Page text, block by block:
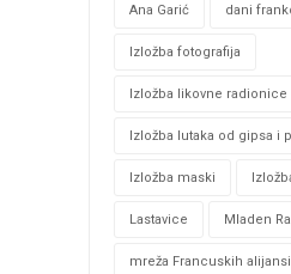
Ana Garić dani
Izložba fotografija
Izložba likovne radionice
Izložba lutaka od gipsa i
Izložba maski
Lastavice Mladen
mreža Francuskih